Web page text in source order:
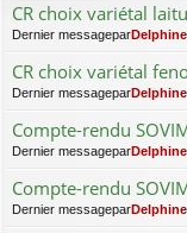
CR choix variétal
Dernier messagepar
CR choix variétal
Dernier messagepar
Compte-rendu
Dernier messagepar
Compte-rendu
Dernier messagepar